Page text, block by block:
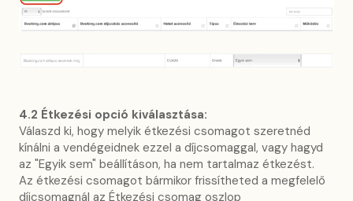
4.2 Étkezési opció kiválasztása:
Válaszd ki, hogy melyik étkezési csomagot szeretnéd
kínálni a vendégeidnek ezzel a díjcsomaggal, vagy hagyd
az "Egyik sem" beállításon, ha nem tartalmaz étkezést.
Az étkezési csomagot bármikor frissítheted a megfelelő
díjcsomagnál az Étkezési csomag oszlop